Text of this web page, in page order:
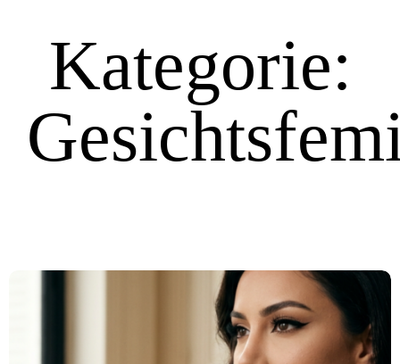
Kategorie: